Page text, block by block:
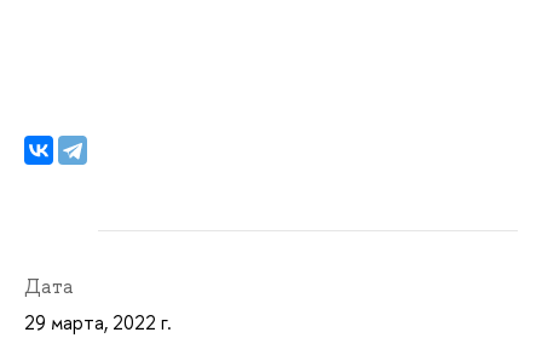
Дата
29 марта, 2022 г.